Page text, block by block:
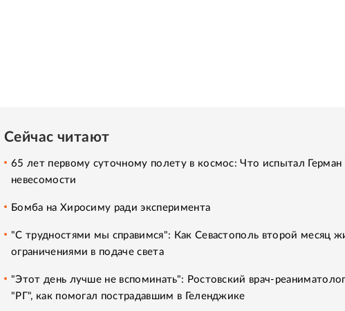
Сейчас читают
65 лет первому суточному полету в космос: Что испытал Герман
невесомости
Бомба на Хиросиму ради эксперимента
"С трудностями мы справимся": Как Севастополь второй месяц
ограничениями в подаче света
"Этот день лучше не вспоминать": Ростовский врач-реаниматолог
"РГ", как помогал пострадавшим в Геленджике